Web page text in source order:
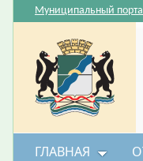
Муниципальный
ГЛАВНАЯ